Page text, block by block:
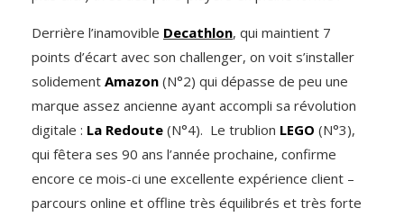
Derrière l’inamovible Decathlon, qui maintient 7
points d’écart avec son challenger, on voit s’installer
solidement Amazon (N°2) qui dépasse de peu une
marque assez ancienne ayant accompli sa révolution
digitale : La Redoute (N°4). Le trublion LEGO (N°3),
qui fêtera ses 90 ans l’année prochaine, confirme
encore ce mois-ci une excellente expérience client –
parcours online et offline très équilibrés et très forte